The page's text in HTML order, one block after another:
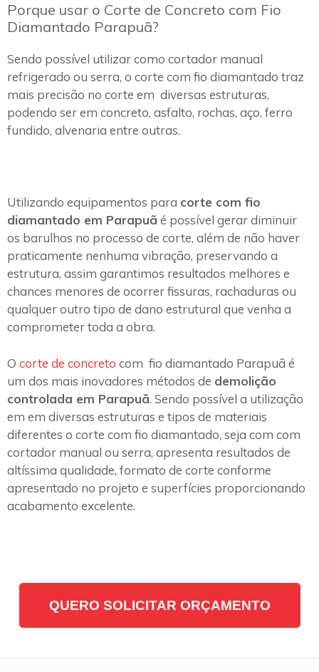
Porque usar o Corte de Concreto com Fio
Diamantado Parapuã?
Sendo possível utilizar como cortador manual
refrigerado ou serra, o corte com fio diamantado traz
mais precisão no corte em diversas estruturas,
podendo ser em concreto, asfalto, rochas, aço, ferro
fundido, alvenaria entre outras.
Utilizando equipamentos para corte com fio
diamantado em Parapuã é possível gerar diminuir
os barulhos no processo de corte, além de não haver
praticamente nenhuma vibração, preservando a
estrutura, assim garantimos resultados melhores e
chances menores de ocorrer fissuras, rachaduras ou
qualquer outro tipo de dano estrutural que venha a
comprometer toda a obra.
O corte de concreto com fio diamantado Parapuã é
um dos mais inovadores métodos de demolição
controlada em Parapuã. Sendo possível a utilização
em em diversas estruturas e tipos de materiais
diferentes o corte com fio diamantado, seja com com
cortador manual ou serra, apresenta resultados de
altíssima qualidade, formato de corte conforme
apresentado no projeto e superfícies proporcionando
acabamento excelente.
QUERO SOLICITAR ORÇAMENTO